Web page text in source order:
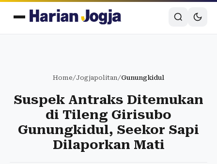
Home/Jogjapolitan/Gunungkidul
Suspek Antraks Ditemukan
di Tileng Girisubo
Gunungkidul, Seekor Sapi
Dilaporkan Mati